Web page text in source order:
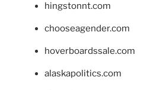
hingstonnt.com
chooseagender.com
hoverboardssale.com
alaskapolitics.com